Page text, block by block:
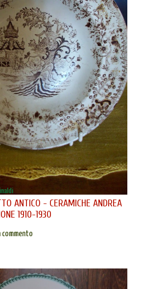
ANTICO - CERAMICHE ANDREA
1910-1930
commento